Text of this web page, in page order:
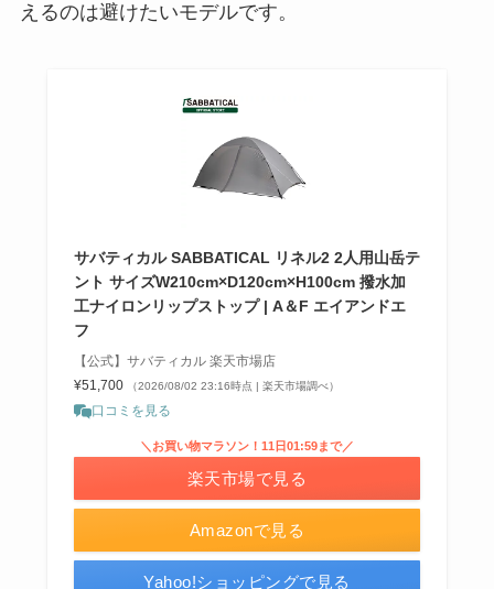
えるのは避けたいモデルです。
サバティカル SABBATICAL リネル2 2人用山岳テ
ント サイズW210cm×D120cm×H100cm 撥水加
工ナイロンリップストップ | A＆F エイアンドエ
フ
【公式】サバティカル 楽天市場店
¥51,700
（2026/08/02 23:16時点 | 楽天市場調べ）
口コミを見る
Amazonで見る
＼お買い物マラソン！11日01:59まで／
楽天市場で見る
Yahoo!ショッピングで見る